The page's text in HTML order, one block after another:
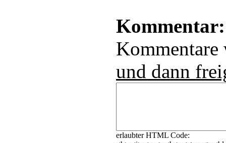
Kommentar:
und dann
erlaubter HTML Code: